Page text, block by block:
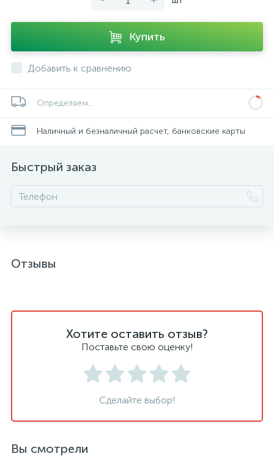
Купить
Добавить к сравнению
Определяем...
Наличный и безналичный расчет, банковские карты
Быстрый заказ
Отзывы
Хотите оставить отзыв?
Поставьте свою оценку!
Сделайте выбор!
Вы смотрели